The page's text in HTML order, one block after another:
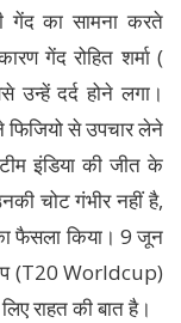
का सामना करते
गेंद रोहित शर्मा (
दर्द होने लगा।
फिजियो से उपचार लेने
इंडिया की जीत के
चोट गंभीर नहीं है,
फैसला किया। 9 जून
(T20 Worldcup)
राहत की बात है।